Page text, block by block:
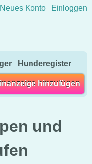
Neues Konto Einloggen
Hunderegister
hinzufügen
und